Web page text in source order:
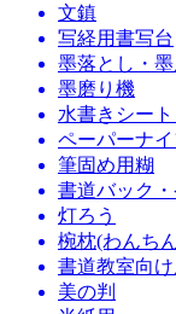
文鎮
写経用書写台
墨落とし・
墨磨り機
水書きシー
ペーパーナイ
筆固め用糊
書道バック
灯ろう
椀枕(わんちん
書道教室向
美の判